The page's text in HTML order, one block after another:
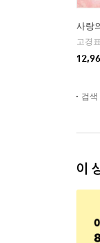
사랑
고경
검
이